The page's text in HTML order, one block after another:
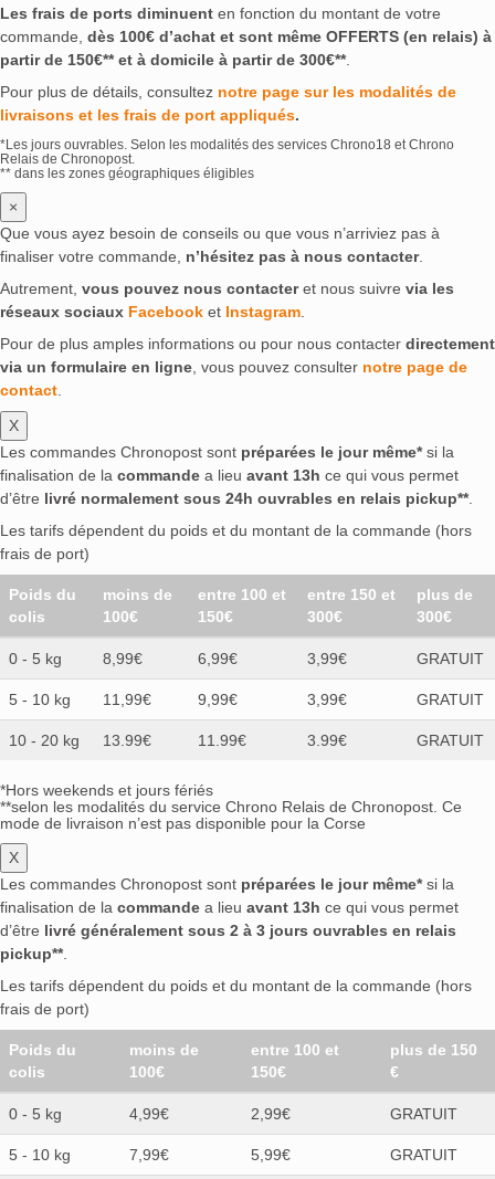
Les frais de ports diminuent en fonction du montant de votre
commande, dès 100€ d’achat et sont même OFFERTS (en relais) à
partir de 150€** et à domicile à partir de 300€**.
Pour plus de détails, consultez notre page sur les modalités de
livraisons et les frais de port appliqués.
*Les jours ouvrables. Selon les modalités des services Chrono18 et Chrono
Relais de Chronopost.
** dans les zones géographiques éligibles
×
Que vous ayez besoin de conseils ou que vous n’arriviez pas à
finaliser votre commande, n’hésitez pas à nous contacter.
Autrement, vous pouvez nous contacteret nous suivre via les
réseaux sociaux Facebook et Instagram.
Pour de plus amples informations ou pour nous contacter directement
via un formulaire en ligne, vous pouvez consulter notre page de
contact.
X
Les commandes Chronopost sont préparées le jour même*si la
finalisation de la commande a lieu avant 13h ce qui vous permet
d’être livré normalement sous 24h ouvrables en relais pickup**.
Les tarifs dépendent du poids et du montant de la commande (hors
frais de port)
Poids du
colis
moins de
100€
entre 100 et
150€
entre 150 et
300€
plus de
300€
0 - 5 kg 8,99€ 6,99€ 3,99€ GRATUIT
5 - 10 kg 11,99€ 9,99€ 3,99€ GRATUIT
10 - 20 kg 13.99€ 11.99€ 3.99€ GRATUIT
*Hors weekends et jours fériés
**selon les modalités du service Chrono Relais de Chronopost. Ce
mode de livraison n’est pas disponible pour la Corse
X
Les commandes Chronopost sont préparées le jour même*si la
finalisation de la commande a lieu avant 13h ce qui vous permet
d’être livré généralement sous 2 à 3 jours ouvrables en relais
pickup**.
Les tarifs dépendent du poids et du montant de la commande (hors
frais de port)
Poids du
colis
moins de
100€
entre 100 et
150€
plus de 150
€
0 - 5 kg 4,99€ 2,99€ GRATUIT
5 - 10 kg 7,99€ 5,99€ GRATUIT